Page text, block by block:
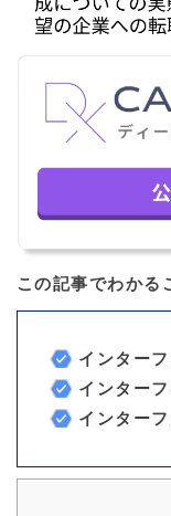
この記事でわかる
インター
インター
インター